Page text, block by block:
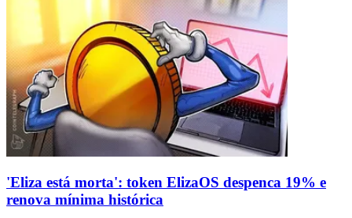
'Eliza está morta': token ElizaOS despenca 19% e
renova mínima histórica